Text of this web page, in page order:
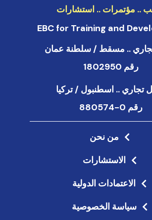
.. مؤتمرات .. استشارات
EBC for Training and
.. مسقط / سلطنة عمان
رقم 1802950
.. اسطنبول / تركيا
رقم 0-880574
من نحن
الاستشارات
الاعتمادات الدولية
سياسة الخصوصية